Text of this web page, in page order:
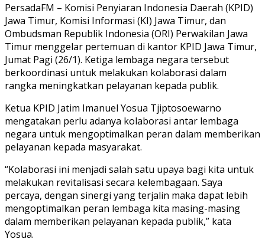
PersadaFM – Komisi Penyiaran Indonesia Daerah (KPID)
Jawa Timur, Komisi Informasi (KI) Jawa Timur, dan
Ombudsman Republik Indonesia (ORI) Perwakilan Jawa
Timur menggelar pertemuan di kantor KPID Jawa Timur,
Jumat Pagi (26/1). Ketiga lembaga negara tersebut
berkoordinasi untuk melakukan kolaborasi dalam
rangka meningkatkan pelayanan kepada publik.
Ketua KPID Jatim Imanuel Yosua Tjiptosoewarno
mengatakan perlu adanya kolaborasi antar lembaga
negara untuk mengoptimalkan peran dalam memberikan
pelayanan kepada masyarakat.
“Kolaborasi ini menjadi salah satu upaya bagi kita untuk
melakukan revitalisasi secara kelembagaan. Saya
percaya, dengan sinergi yang terjalin maka dapat lebih
mengoptimalkan peran lembaga kita masing-masing
dalam memberikan pelayanan kepada publik,” kata
Yosua.